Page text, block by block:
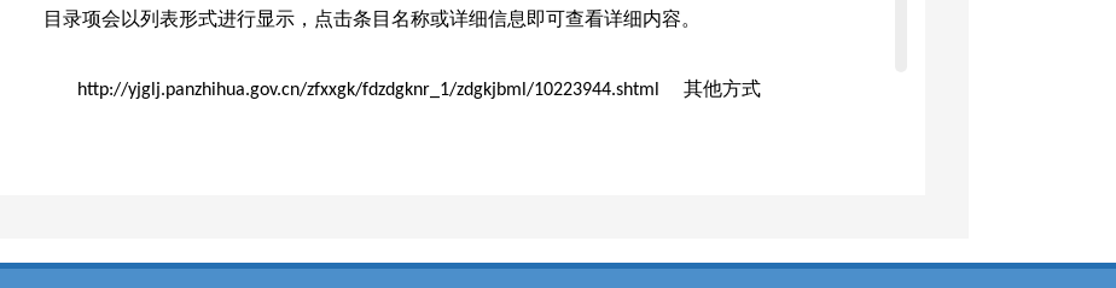
目录项会以列表形式进行显示，点击条目名称或详细信息即可查看详细内容。
http://yjglj.panzhihua.gov.cn/zfxxgk/fdzdgknr_1/zdgkjbml/10223944.shtml 其他方式
（三）目录编排体系